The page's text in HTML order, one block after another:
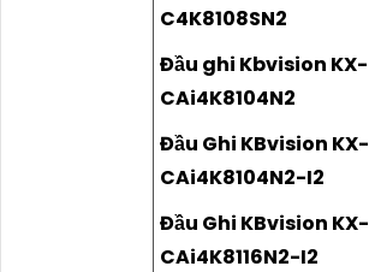
C4K8108SN2
Đầu ghi Kbvision KX-
CAi4K8104N2
Đầu Ghi KBvision KX-
CAi4K8104N2-I2
Đầu Ghi KBvision KX-
CAi4K8116N2-I2